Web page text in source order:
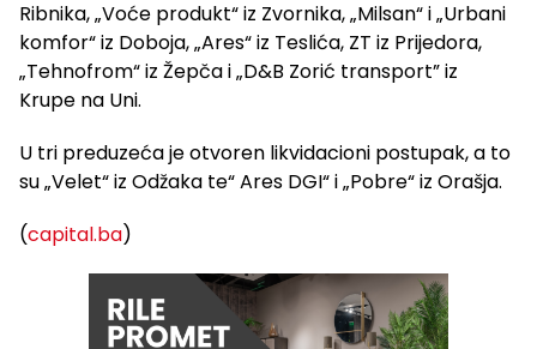
Ribnika, „Voće produkt“ iz Zvornika, „Milsan“ i „Urbani
komfor“ iz Doboja, „Ares“ iz Teslića, ZT iz Prijedora,
„Tehnofrom“ iz Žepča i „D&B Zorić transport” iz
Krupe na Uni.
U tri preduzeća je otvoren likvidacioni postupak, a to
su „Velet“ iz Odžaka te“ Ares DGI“ i „Pobre“ iz Orašja.
(capital.ba)